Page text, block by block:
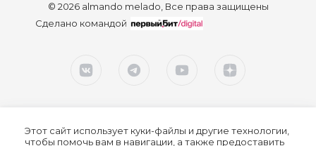
© 2026 almando melado, Все права защищены
Сделано командой
Этот сайт использует куки-файлы и другие технологии,
чтобы помочь вам в навигации, а также предоставить